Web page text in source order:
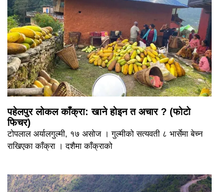
पहेलपुर लोकल काँक्रा: खाने होइन त अचार ? (फोटो
फिचर)
टोपलाल अर्यालगुल्मी, १७ असोज । गुल्मीको सत्यवती ८ भार्सेमा बेच्न
राखिएका काँक्रा । दशैमा काँक्राको